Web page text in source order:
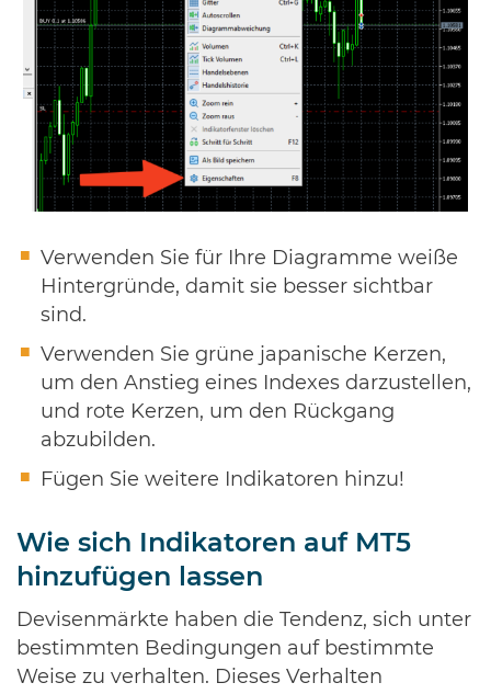
Verwenden Sie für Ihre Diagramme weiße
Hintergründe, damit sie besser sichtbar
sind.
Verwenden Sie grüne japanische Kerzen,
um den Anstieg eines Indexes darzustellen,
und rote Kerzen, um den Rückgang
abzubilden.
Fügen Sie weitere Indikatoren hinzu!
Wie sich Indikatoren auf MT5
hinzufügen lassen
Devisenmärkte haben die Tendenz, sich unter
bestimmten Bedingungen auf bestimmte
Weise zu verhalten. Dieses Verhalten